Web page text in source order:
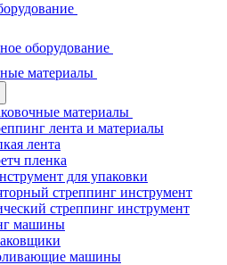
оборудование
материалы
материалы
лента и материалы
лента
пленка
для упаковки
стреппинг инструмент
стреппинг инструмент
машины
машины